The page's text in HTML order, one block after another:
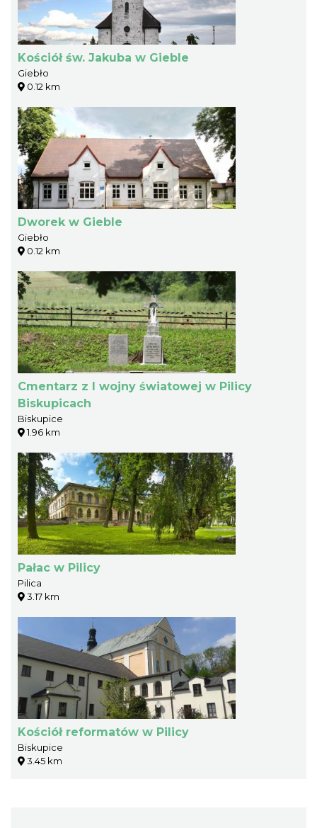
Kościół św. Jakuba w Gieble
Giebło
0.12 km
Dworek w Gieble
Giebło
0.12 km
Cmentarz z I wojny światowej w Pilicy
Biskupicach
Biskupice
1.96 km
Pałac w Pilicy
Pilica
3.17 km
Kościół reformatów w Pilicy
Biskupice
3.45 km